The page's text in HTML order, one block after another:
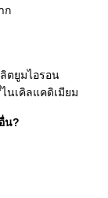
ก
ตยูมไอรอน
นเคิลแคดิเมียม
น?